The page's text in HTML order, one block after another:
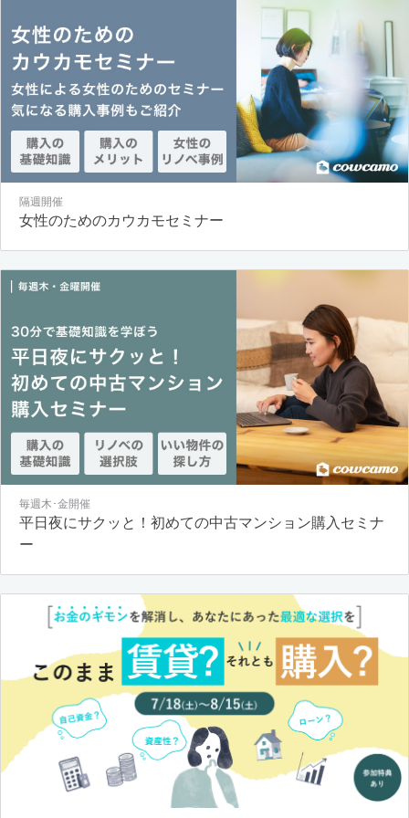
隔週開催
女性のためのカウカモセミナー
毎週木･金開催
平日夜にサクッと！初めての中古マンション購入セミナ
ー